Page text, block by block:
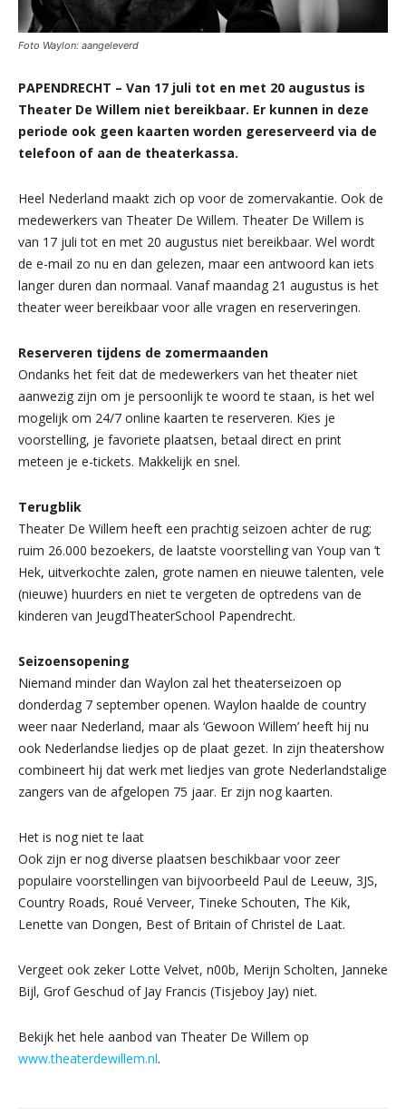
Foto Waylon: aangeleverd
PAPENDRECHT – Van 17 juli tot en met 20 augustus is
Theater De Willem niet bereikbaar. Er kunnen in deze
periode ook geen kaarten worden gereserveerd via de
telefoon of aan de theaterkassa.
Heel Nederland maakt zich op voor de zomervakantie. Ook de
medewerkers van Theater De Willem. Theater De Willem is
van 17 juli tot en met 20 augustus niet bereikbaar. Wel wordt
de e-mail zo nu en dan gelezen, maar een antwoord kan iets
langer duren dan normaal. Vanaf maandag 21 augustus is het
theater weer bereikbaar voor alle vragen en reserveringen.
Reserveren tijdens de zomermaanden
Ondanks het feit dat de medewerkers van het theater niet
aanwezig zijn om je persoonlijk te woord te staan, is het wel
mogelijk om 24/7 online kaarten te reserveren. Kies je
voorstelling, je favoriete plaatsen, betaal direct en print
meteen je e-tickets. Makkelijk en snel.
Terugblik
Theater De Willem heeft een prachtig seizoen achter de rug;
ruim 26.000 bezoekers, de laatste voorstelling van Youp van ’t
Hek, uitverkochte zalen, grote namen en nieuwe talenten, vele
(nieuwe) huurders en niet te vergeten de optredens van de
kinderen van JeugdTheaterSchool Papendrecht.
Seizoensopening
Niemand minder dan Waylon zal het theaterseizoen op
donderdag 7 september openen. Waylon haalde de country
weer naar Nederland, maar als ‘Gewoon Willem’ heeft hij nu
ook Nederlandse liedjes op de plaat gezet. In zijn theatershow
combineert hij dat werk met liedjes van grote Nederlandstalige
zangers van de afgelopen 75 jaar. Er zijn nog kaarten.
Het is nog niet te laat
Ook zijn er nog diverse plaatsen beschikbaar voor zeer
populaire voorstellingen van bijvoorbeeld Paul de Leeuw, 3JS,
Country Roads, Roué Verveer, Tineke Schouten, The Kik,
Lenette van Dongen, Best of Britain of Christel de Laat.
Vergeet ook zeker Lotte Velvet, n00b, Merijn Scholten, Janneke
Bijl, Grof Geschud of Jay Francis (Tisjeboy Jay) niet.
Bekijk het hele aanbod van Theater De Willem op
www.theaterdewillem.nl.